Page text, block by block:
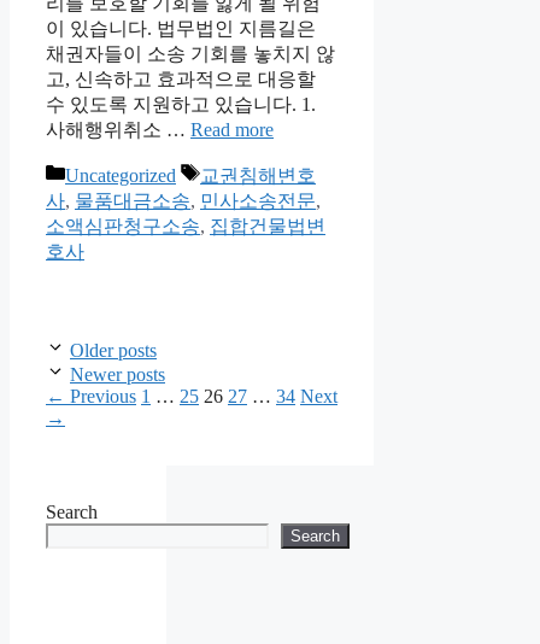
이 있습니다. 법무법인 지름길은
채권자들이 소송 기회를 놓치지 않
고, 신속하고 효과적으로 대응할
수 있도록 지원하고 있습니다. 1.
사해행위취소 … Read more
Categories
Uncategorized Tags
교권침해변호
사, 물품대금소송, 민사소송전문,
소액심판청구소송, 집합건물법변
호사
Older posts
Newer posts
← Previous Page
1 … Page
25 Page
26 Page
27 … Page
34 Next
→
Search
Search